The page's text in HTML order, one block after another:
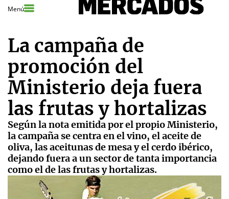
Menú
La campaña de
promoción del
Ministerio deja fuera
las frutas y hortalizas
Según la nota emitida por el propio Ministerio,
la campaña se centra en el vino, el aceite de
oliva, las aceitunas de mesa y el cerdo ibérico,
dejando fuera a un sector de tanta importancia
como el de las frutas y hortalizas.